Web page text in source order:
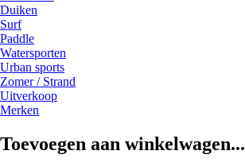
Duiken
Surf
Paddle
Watersporten
Urban sports
Zomer / Strand
Uitverkoop
Merken
Toevoegen aan winkelwagen...